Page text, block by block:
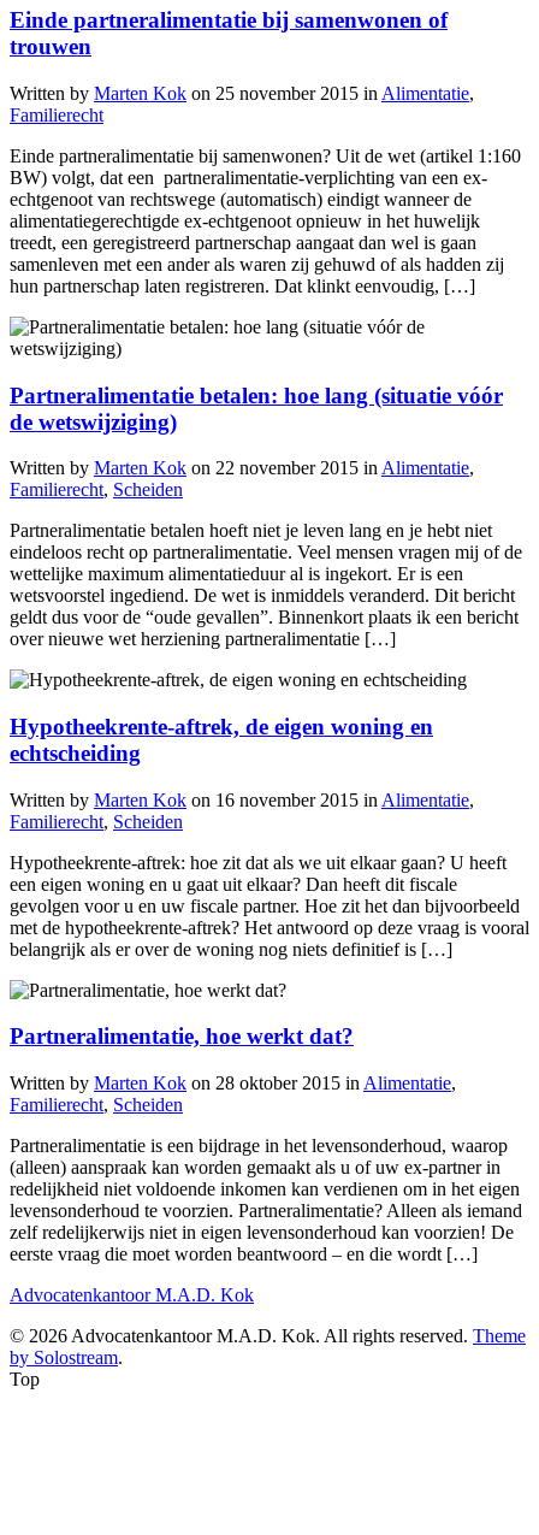
Einde partneralimentatie bij samenwonen of
trouwen
Written by Marten Kok on 25 november 2015 in Alimentatie,
Familierecht
Einde partneralimentatie bij samenwonen? Uit de wet (artikel 1:160
BW) volgt, dat een partneralimentatie-verplichting van een ex-
echtgenoot van rechtswege (automatisch) eindigt wanneer de
alimentatiegerechtigde ex-echtgenoot opnieuw in het huwelijk
treedt, een geregistreerd partnerschap aangaat dan wel is gaan
samenleven met een ander als waren zij gehuwd of als hadden zij
hun partnerschap laten registreren. Dat klinkt eenvoudig, […]
Partneralimentatie betalen: hoe lang (situatie vóór
de wetswijziging)
Written by Marten Kok on 22 november 2015 in Alimentatie,
Familierecht, Scheiden
Partneralimentatie betalen hoeft niet je leven lang en je hebt niet
eindeloos recht op partneralimentatie. Veel mensen vragen mij of de
wettelijke maximum alimentatieduur al is ingekort. Er is een
wetsvoorstel ingediend. De wet is inmiddels veranderd. Dit bericht
geldt dus voor de “oude gevallen”. Binnenkort plaats ik een bericht
over nieuwe wet herziening partneralimentatie […]
Hypotheekrente-aftrek, de eigen woning en
echtscheiding
Written by Marten Kok on 16 november 2015 in Alimentatie,
Familierecht, Scheiden
Hypotheekrente-aftrek: hoe zit dat als we uit elkaar gaan? U heeft
een eigen woning en u gaat uit elkaar? Dan heeft dit fiscale
gevolgen voor u en uw fiscale partner. Hoe zit het dan bijvoorbeeld
met de hypotheekrente-aftrek? Het antwoord op deze vraag is vooral
belangrijk als er over de woning nog niets definitief is […]
Partneralimentatie, hoe werkt dat?
Written by Marten Kok on 28 oktober 2015 in Alimentatie,
Familierecht, Scheiden
Partneralimentatie is een bijdrage in het levensonderhoud, waarop
(alleen) aanspraak kan worden gemaakt als u of uw ex-partner in
redelijkheid niet voldoende inkomen kan verdienen om in het eigen
levensonderhoud te voorzien. Partneralimentatie? Alleen als iemand
zelf redelijkerwijs niet in eigen levensonderhoud kan voorzien! De
eerste vraag die moet worden beantwoord – en die wordt […]
Advocatenkantoor M.A.D. Kok
© 2026 Advocatenkantoor M.A.D. Kok. All rights reserved. Theme
by Solostream.
Top